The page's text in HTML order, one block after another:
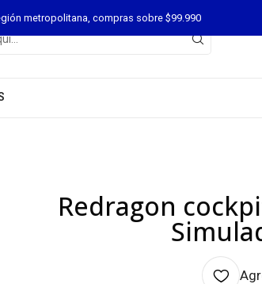
metropolitana, compras sobre $99.990
Redragon